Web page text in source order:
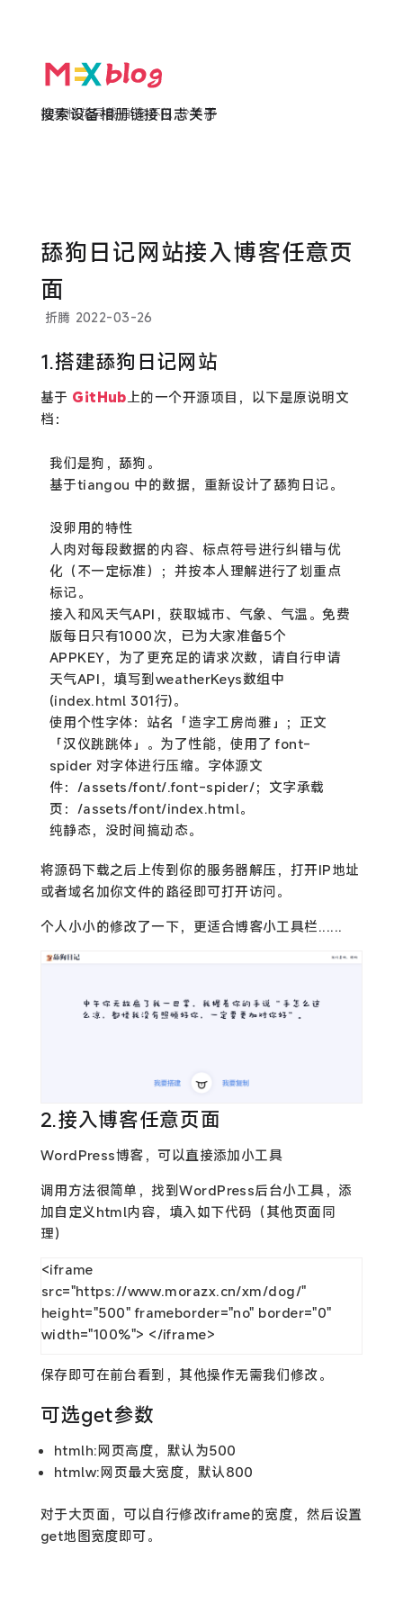
欲买桂花同载酒 终不似 少年游
搜索设备相册链接日志关于
舔狗日记网站接入博客任意页
面
折腾 2022-03-26
1.搭建舔狗日记网站
基于 GitHub上的一个开源项目，以下是原说明文
档：
我们是狗，舔狗。
基于tiangou 中的数据，重新设计了舔狗日记。
没卵用的特性
人肉对每段数据的内容、标点符号进行纠错与优
化（不一定标准）；并按本人理解进行了划重点
标记。
接入和风天气API，获取城市、气象、气温。免费
版每日只有1000次，已为大家准备5个
APPKEY，为了更充足的请求次数，请自行申请
天气API，填写到weatherKeys数组中
(index.html 301行)。
使用个性字体：站名「造字工房尚雅」；正文
「汉仪跳跳体」。为了性能，使用了 font-
spider 对字体进行压缩。字体源文
件：/assets/font/.font-spider/；文字承载
页：/assets/font/index.html。
纯静态，没时间搞动态。
将源码下载之后上传到你的服务器解压，打开IP地址
或者域名加你文件的路径即可打开访问。
个人小小的修改了一下，更适合博客小工具栏......
2.接入博客任意页面
WordPress博客，可以直接添加小工具
调用方法很简单，找到WordPress后台小工具，添
加自定义html内容，填入如下代码（其他页面同
理）
<iframe
src="https://www.morazx.cn/xm/dog/"
height="500" frameborder="no" border="0"
width="100%"> </iframe>
保存即可在前台看到，其他操作无需我们修改。
可选get参数
htmlh:网页高度，默认为500
htmlw:网页最大宽度，默认800
对于大页面，可以自行修改iframe的宽度，然后设置
get地图宽度即可。